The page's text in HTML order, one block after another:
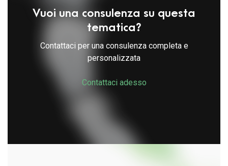
Vuoi una consulenza su questa
tematica?
Contattaci per una consulenza completa e
personalizzata
Contattaci adesso